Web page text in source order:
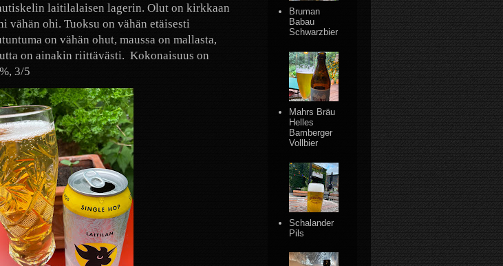
laitilalaisen lagerin. Olut on kirkkaan
vähän ohi. Tuoksu on vähän etäisesti
on vähän ohut, maussa on mallasta,
on ainakin riittävästi. Kokonaisuus on
3/5
Bruman
Babau
Schwarzbier
Mahrs Bräu
Helles
Bamberger
Vollbier
Schalander
Pils